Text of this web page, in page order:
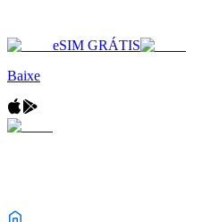
eSIM GRÁTIS
Baixe